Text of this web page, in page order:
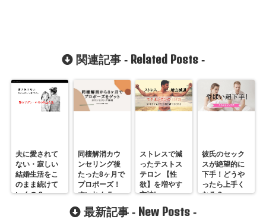
関連記事 - Related Posts-
夫に愛されて
ない・寂しい
結婚生活をこ
のまま続けて
いくの？
同棲解消カウ
ンセリング後
たった8ヶ月で
プロポーズ！
すいれん５
ストレスで減
ったテストス
テロン 【性
欲】を増やす
方法!
彼氏のセック
スが絶望的に
下手！どうや
ったら上手く
なる？
最新記事 - New Posts -